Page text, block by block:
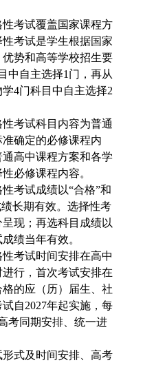
考试覆盖国家课程方
考试是学生根据国家
势和高等学校招生要
中自主选择1门，再从
4门科目中自主选择2
考试科目内容为普通
确定的必修课程内
高中课程方案和各学
必修课程内容。
考试成绩以“合格”和
长期有效。选择性考
现；再选科目成绩以
绩当年有效。
考试时间安排在高中
行，首次考试安排在
的应（历）届生、社
自2027年起实施，每
考同期安排、统一进
式及时间安排、高考